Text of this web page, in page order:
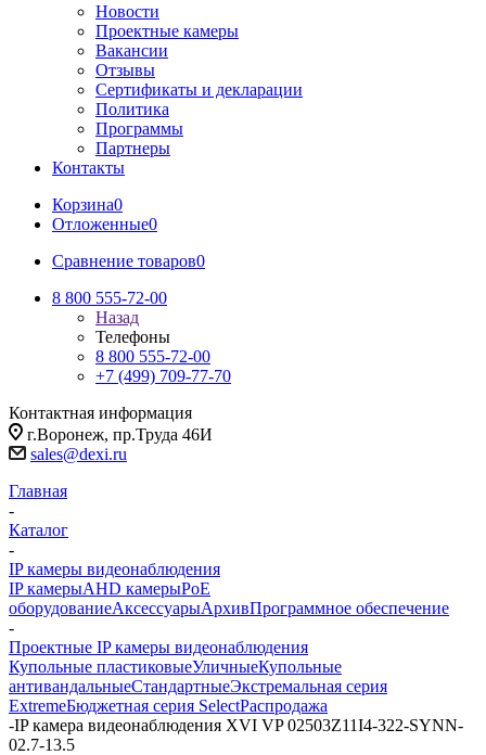
Новости
Проектные камеры
Вакансии
Отзывы
Сертификаты и декларации
Политика
Программы
Партнеры
Контакты
Корзина0
Отложенные0
Сравнение товаров0
8 800 555-72-00
Назад
Телефоны
8 800 555-72-00
+7 (499) 709-77-70
Контактная информация
г.Воронеж, пр.Труда 46И
sales@dexi.ru
Главная
-
Каталог
-
IP камеры видеонаблюдения
IP камерыAHD камерыPoE
оборудованиеАксессуарыАрхивПрограммное обеспечение
-
Проектные IP камеры видеонаблюдения
Купольные пластиковыеУличныеКупольные
антивандальныеСтандартныеЭкстремальная серия
ExtremeБюджетная серия SelectРаспродажа
-IP камера видеонаблюдения XVI VP 02503Z11I4-322-SYNN-
02.7-13.5